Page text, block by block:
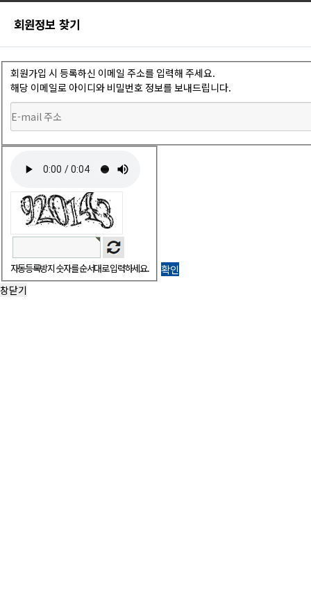
회원정보 찾기
회원가입 시 등록하신 이메일 주소를 입력해 주세요.
해당 이메일로 아이디와 비밀번호 정보를 보내드립니다.
자동등록방지 숫자를 순서대로 입력하세요.
창닫기